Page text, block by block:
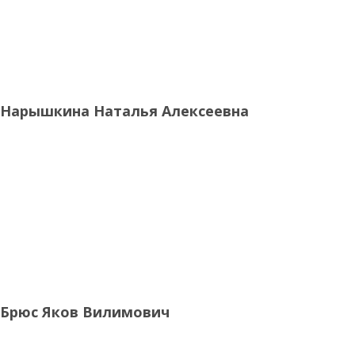
Нарышкина Наталья Алексеевна
Брюс Яков Вилимович